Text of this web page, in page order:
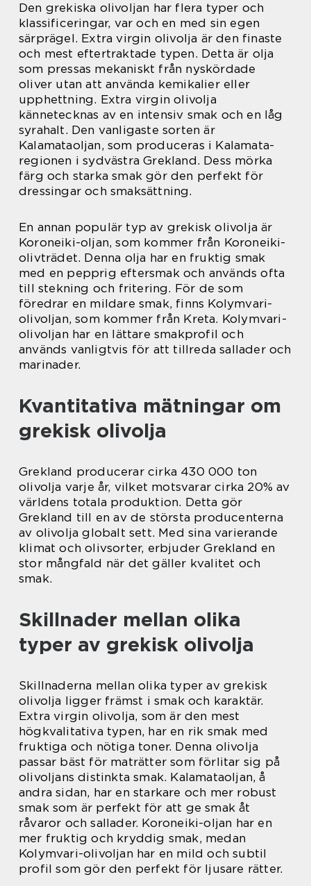
Den grekiska olivoljan har flera typer och
klassificeringar, var och en med sin egen
särprägel. Extra virgin olivolja är den finaste
och mest eftertraktade typen. Detta är olja
som pressas mekaniskt från nyskördade
oliver utan att använda kemikalier eller
upphettning. Extra virgin olivolja
kännetecknas av en intensiv smak och en låg
syrahalt. Den vanligaste sorten är
Kalamataoljan, som produceras i Kalamata-
regionen i sydvästra Grekland. Dess mörka
färg och starka smak gör den perfekt för
dressingar och smaksättning.
En annan populär typ av grekisk olivolja är
Koroneiki-oljan, som kommer från Koroneiki-
olivträdet. Denna olja har en fruktig smak
med en pepprig eftersmak och används ofta
till stekning och fritering. För de som
föredrar en mildare smak, finns Kolymvari-
olivoljan, som kommer från Kreta. Kolymvari-
olivoljan har en lättare smakprofil och
används vanligtvis för att tillreda sallader och
marinader.
Kvantitativa mätningar om
grekisk olivolja
Grekland producerar cirka 430 000 ton
olivolja varje år, vilket motsvarar cirka 20% av
världens totala produktion. Detta gör
Grekland till en av de största producenterna
av olivolja globalt sett. Med sina varierande
klimat och olivsorter, erbjuder Grekland en
stor mångfald när det gäller kvalitet och
smak.
Skillnader mellan olika
typer av grekisk olivolja
Skillnaderna mellan olika typer av grekisk
olivolja ligger främst i smak och karaktär.
Extra virgin olivolja, som är den mest
högkvalitativa typen, har en rik smak med
fruktiga och nötiga toner. Denna olivolja
passar bäst för maträtter som förlitar sig på
olivoljans distinkta smak. Kalamataoljan, å
andra sidan, har en starkare och mer robust
smak som är perfekt för att ge smak åt
råvaror och sallader. Koroneiki-oljan har en
mer fruktig och kryddig smak, medan
Kolymvari-olivoljan har en mild och subtil
profil som gör den perfekt för ljusare rätter.